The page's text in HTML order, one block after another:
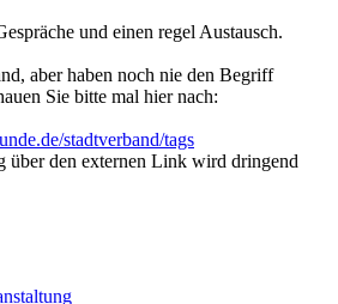
und einen regel Austausch.
aber haben noch nie den Begriff
Sie bitte mal hier nach:
stadtverband/tags
über den externen Link wird dringend